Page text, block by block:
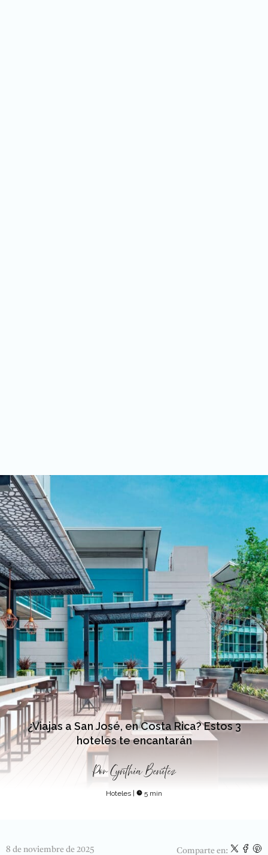
¿Viajas a San José, en Costa Rica? Estos 3
hoteles te encantarán
PorCynthia Benítez
Hoteles 5 min
8 de noviembre de 2025 Comparte en: